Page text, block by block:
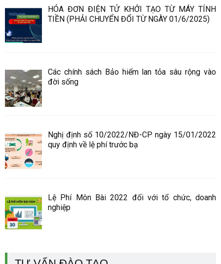
HÓA ĐƠN ĐIỆN TỬ KHỞI TẠO TỪ MÁY TÍNH
TIỀN (PHẢI CHUYỂN ĐỔI TỪ NGÀY 01/6/2025)
Các chính sách Bảo hiểm lan tỏa sâu rộng vào
đời sống
Nghị định số 10/2022/NĐ-CP ngày 15/01/2022
quy định về lệ phí trước bạ
Lệ Phí Môn Bài 2022 đối với tổ chức, doanh
nghiệp